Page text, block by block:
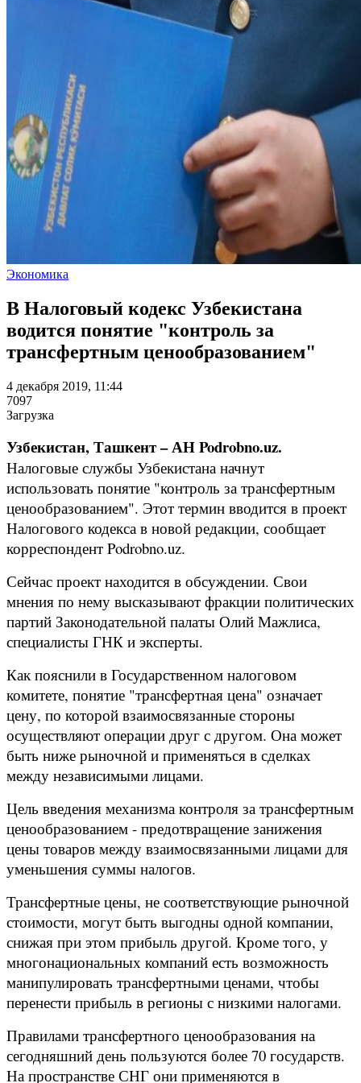
Экономика
В Налоговый кодекс Узбекистана
водится понятие "контроль за
трансфертным ценообразованием"
4 декабря 2019, 11:44
7097
Загрузка
Узбекистан, Ташкент – АН Podrobno.uz.
Налоговые службы Узбекистана начнут
использовать понятие "контроль за трансфертным
ценообразованием". Этот термин вводится в проект
Налогового кодекса в новой редакции, сообщает
корреспондент Podrobno.uz.
Сейчас проект находится в обсуждении. Свои
мнения по нему высказывают фракции политических
партий Законодательной палаты Олий Мажлиса,
специалисты ГНК и эксперты.
Как пояснили в Государственном налоговом
комитете, понятие "трансфертная цена" означает
цену, по которой взаимосвязанные стороны
осуществляют операции друг с другом. Она может
быть ниже рыночной и применяться в сделках
между независимыми лицами.
Цель введения механизма контроля за трансфертным
ценообразованием - предотвращение занижения
цены товаров между взаимосвязанными лицами для
уменьшения суммы налогов.
Трансфертные цены, не соответствующие рыночной
стоимости, могут быть выгодны одной компании,
снижая при этом прибыль другой. Кроме того, у
многонациональных компаний есть возможность
манипулировать трансфертными ценами, чтобы
перенести прибыль в регионы с низкими налогами.
Правилами трансфертного ценообразования на
сегодняшний день пользуются более 70 государств.
На пространстве СНГ они применяются в